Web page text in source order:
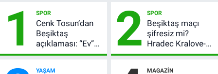
1 SPOR
Cenk Tosun’dan
Beşiktaş
açıklaması: “Ev”
dedi, asıl mesajı
2 SPOR
Beşiktaş maçı
şifresiz mi?
Hradec Kralove-
Beşiktaş hangi
YAŞAM MAGAZIN